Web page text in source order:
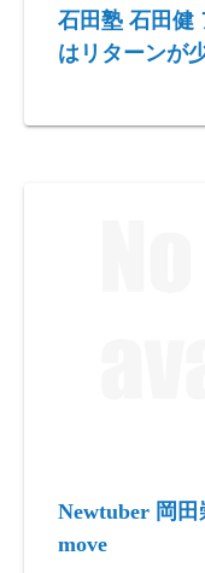
石田塾 石田健
はリターンが
Newtuber 岡
move